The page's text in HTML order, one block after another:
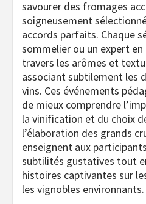
savourer des fromages
soigneusement
accords parfaits. Chaque
sommelier ou un expert
travers les arômes et
associant subtilement les
vins. Ces événements
de mieux comprendre
la vinification et du choix
l’élaboration des grands
enseignent aux
subtilités gustatives tout
histoires captivantes sur
les vignobles environnants.